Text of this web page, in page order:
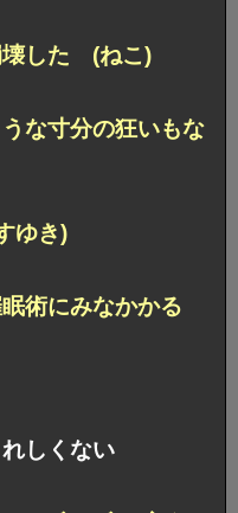
壊した (ねこ)
な寸分の狂いもな
ゆき)
眠術にみなかかる
しくない